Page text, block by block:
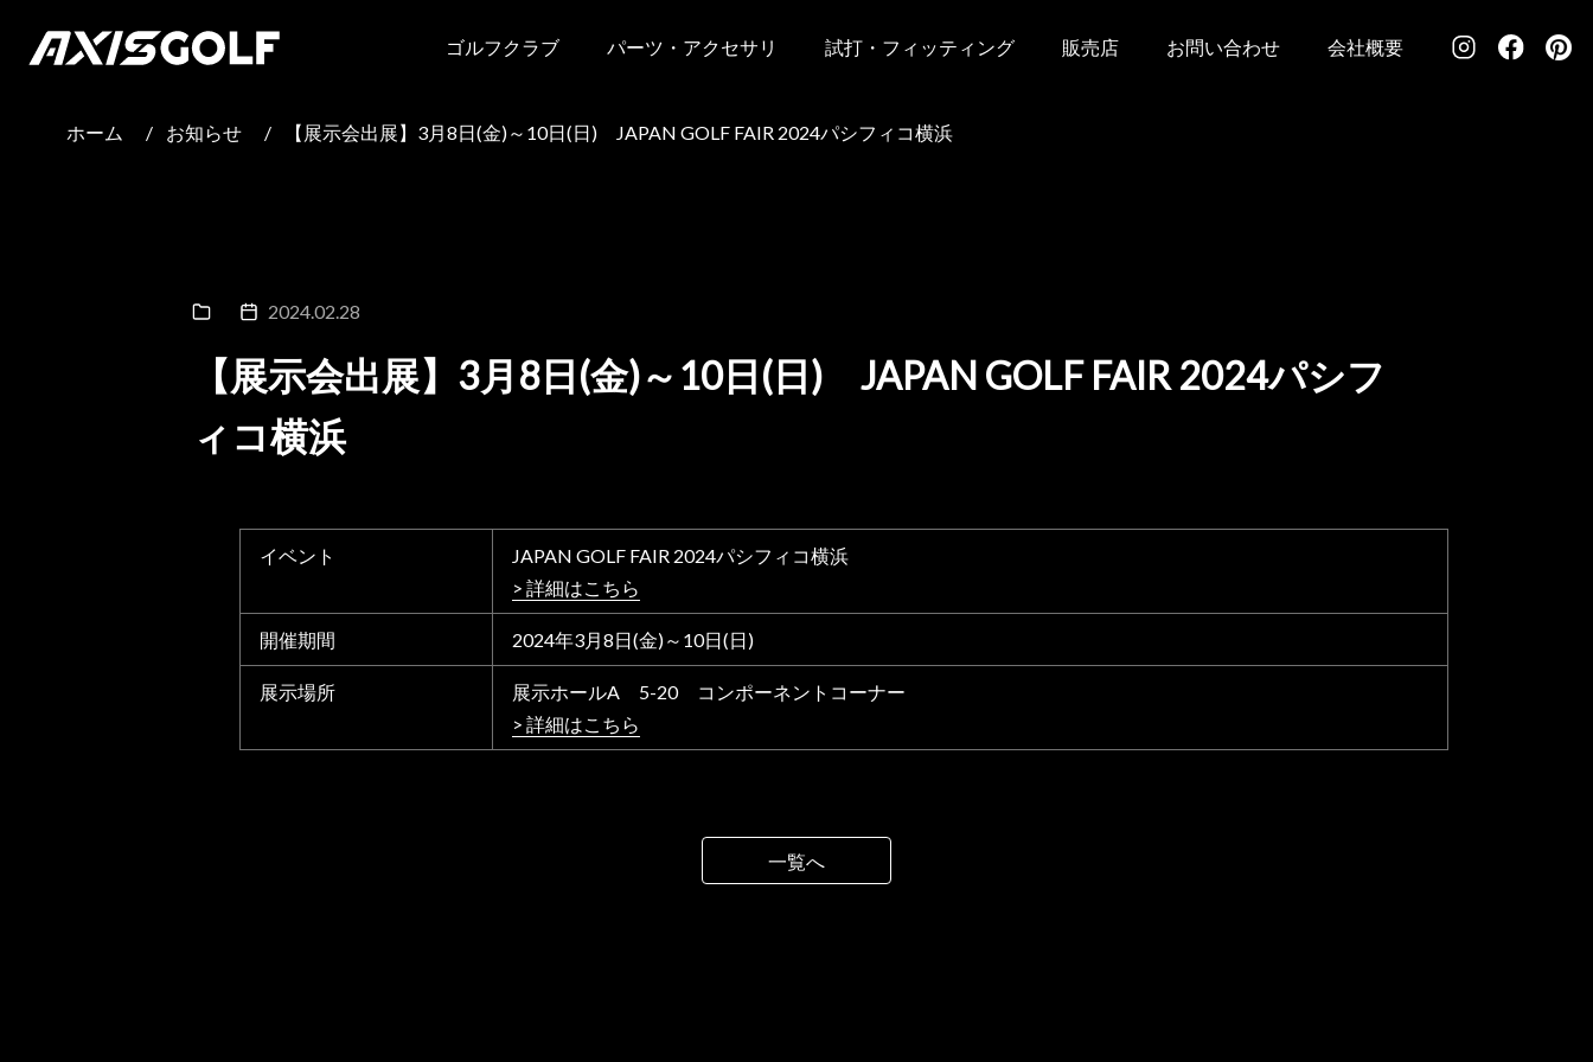
ゴルフクラブ パーツ・アクセサリ 試打・フィッティング 販売店 お問い合わせ 会社概要
ホーム / お知らせ / 【展示会出展】3月8日(金)～10日(日) JAPAN GOLF FAIR 2024パシフィコ横浜
2024.02.28
【展示会出展】3月8日(金)～10日(日) JAPAN GOLF FAIR 2024パシフ
ィコ横浜
イベント
JAPAN GOLF FAIR 2024パシフィコ横浜
> 詳細はこちら
開催期間 2024年3月8日(金)～10日(日)
展示場所
展示ホールA 5-20 コンポーネントコーナー
> 詳細はこちら
一覧へ